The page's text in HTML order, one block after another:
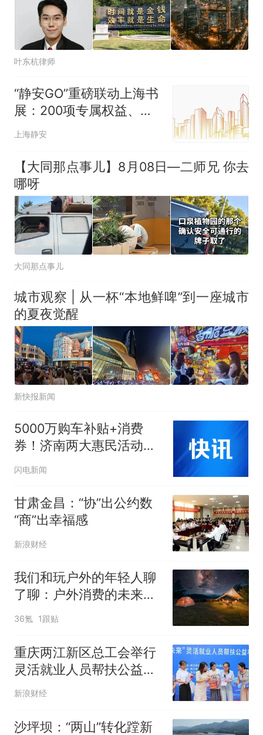
叶东杭律师
“静安GO”重磅联动上海书
展：200项专属权益、票
票联动玩法，开启书香“逛
上海静安
【大同那点事儿】8月08日—二师兄 你去
哪呀
大同那点事儿
城市观察 | 从一杯“本地鲜啤”到一座城市
的夏夜觉醒
新快报新闻
5000万购车补贴+消费
券！济南两大惠民活动开
启，攻略收好
闪电新闻
甘肃金昌：“协”出公约数
“商”出幸福感
新浪财经
我们和玩户外的年轻人聊
了聊：户外消费的未来是
折扣？
36氪 1跟贴
重庆两江新区总工会举行
灵活就业人员帮扶公益项
目成果展
新浪财经
沙坪坝：“两山”转化蹚新